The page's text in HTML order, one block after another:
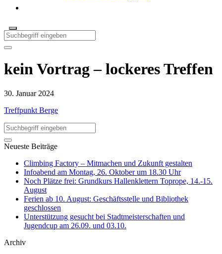
kein Vortrag – lockeres Treffen
30. Januar 2024
Treffpunkt Berge
Neueste Beiträge
Climbing Factory – Mitmachen und Zukunft gestalten
Infoabend am Montag, 26. Oktober um 18.30 Uhr
Noch Plätze frei: Grundkurs Hallenklettern Toprope, 14.-15.
August
Ferien ab 10. August: Geschäftsstelle und Bibliothek
geschlossen
Unterstützung gesucht bei Stadtmeisterschaften und
Jugendcup am 26.09. und 03.10.
Archiv